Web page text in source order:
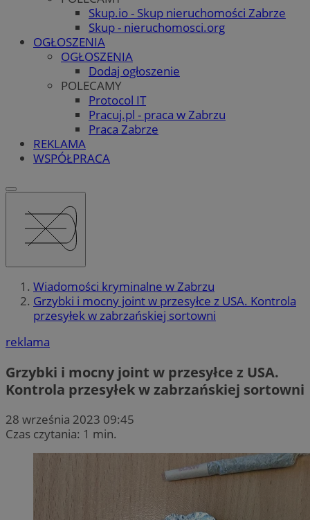
Skup.io - Skup nieruchomości Zabrze
Skup - nieruchomosci.org
OGŁOSZENIA
OGŁOSZENIA
Dodaj ogłoszenie
POLECAMY
Protocol IT
Pracuj.pl - praca w Zabrzu
Praca Zabrze
REKLAMA
WSPÓŁPRACA
Wiadomości kryminalne w Zabrzu
Grzybki i mocny joint w przesyłce z USA. Kontrola
przesyłek w zabrzańskiej sortowni
reklama
Grzybki i mocny joint w przesyłce z USA.
Kontrola przesyłek w zabrzańskiej sortowni
28 września 2023 09:45
Czas czytania: 1 min.